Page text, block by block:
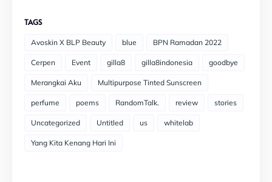
TAGS
Avoskin X BLP Beauty blue BPN Ramadan 2022
Cerpen Event gilla8 gilla8indonesia goodbye
Merangkai Aku Multipurpose Tinted Sunscreen
perfume poems RandomTalk. review stories
Uncategorized Untitled us whitelab
Yang Kita Kenang Hari Ini